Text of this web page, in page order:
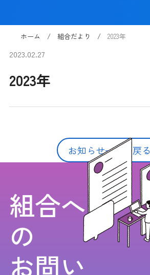
ホーム 組合だより 2023年
2023.02.27
2023年
お知らせ一覧に戻る
組合へ
の
お問い